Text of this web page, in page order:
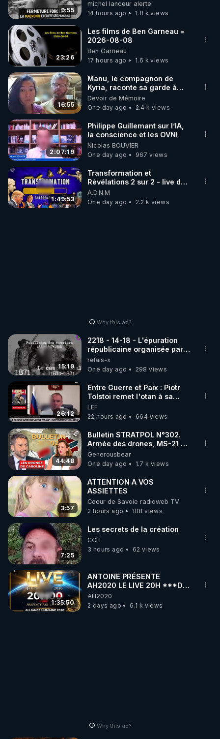
9:55
une dictature qui veut faire
taire ses opposant !
michel lanceur alerte
14 hours ago
1.8 k views
23:26
Les films de Ben Garneau =
2026-08-08
Ben Garneau
17 hours ago
1.6 k views
16:55
Manu, le compagnon de
Kyria, raconte sa garde à
vue musclée. PARTAGEZ!
Devoir de Mémoire
One day ago
2.4 k views
2:07:19
Philippe Guillemant sur l’IA,
la conscience et les OVNI
Nicolas BOUVIER
One day ago
967 views
1:49:53
Transformation et
Révélations 2 sur 2 - live du
07/08/26
A.D.N.M
One day ago
2.2 k views
Why this ad?
15:19
2218 - 14-18 - L'épuration
républicaine organisée par
les frères de la truelle
relais-x
One day ago
298 views
26:12
Entre Guerre et Paix : Piotr
Tolstoi remet l'otan à sa
place - Interview exclusif
LEF
22 hours ago
664 views
44:48
Bulletin STRATPOL N°302.
Armée des drones, MS-21 en
série, missiles coréens.
07.08.2026.
Generousbear
One day ago
1.7 k views
3:57
ATTENTION A VOS
ASSIETTES
Coeur de Savoie radioweb TV
2 hours ago
108 views
7:25
Les secrets de la création
CCH
3 hours ago
62 views
1:35:50
ANTOINE PRÉSENTE
AH2020 LE LIVE 20H ***DU
06/08/2026***
AH2020
2 days ago
6.1 k views
Why this ad?